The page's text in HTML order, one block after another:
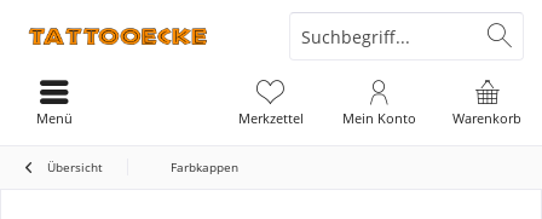
Warenkorb
Merkzettel Mein Konto
Menü
Übersicht Farbkappen